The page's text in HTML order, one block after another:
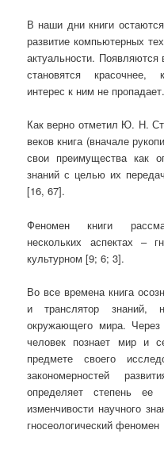
В наши дни книги
развитие компьютерных
актуальности.
становятся красочнее,
интерес к ним не пропадает.
Как верно отметил Ю. Н.
веков книга (вначале
свои преимущества как
знаний с целью их
[16, 67].
Феномен книги
нескольких аспектах –
культурном [9; 6; 3].
Во все времена книга
и транслятор знаний,
окружающего мира. Через
человек познает мир и
предмете своего
закономерностей
определяет степень ее
изменчивости научного
гносеологический феномен